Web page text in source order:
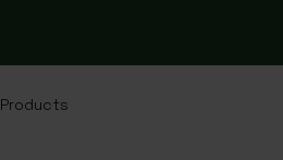
Products